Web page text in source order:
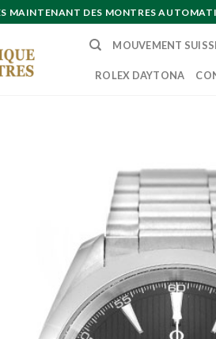
MAINTENANT DES MONTRES
MOUVEMENT
ROLEX DAYTONA